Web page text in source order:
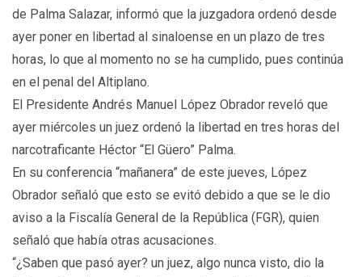
de Palma Salazar, informó que la juzgadora ordenó desde
ayer poner en libertad al sinaloense en un plazo de tres
horas, lo que al momento no se ha cumplido, pues continúa
en el penal del Altiplano.
El Presidente Andrés Manuel López Obrador reveló que
ayer miércoles un juez ordenó la libertad en tres horas del
narcotraficante Héctor “El Güero” Palma.
En su conferencia “mañanera” de este jueves, López
Obrador señaló que esto se evitó debido a que se le dio
aviso a la Fiscalía General de la República (FGR), quien
señaló que había otras acusaciones.
“¿Saben que pasó ayer? un juez, algo nunca visto, dio la